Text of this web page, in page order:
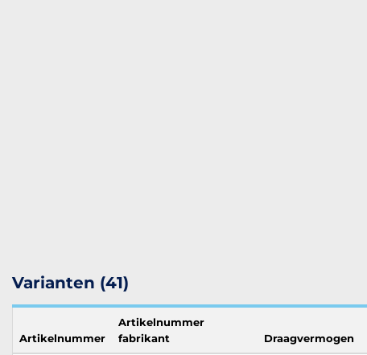
Varianten (41)
Artikelnummer
Artikelnummer
fabrikant
Draagvermogen